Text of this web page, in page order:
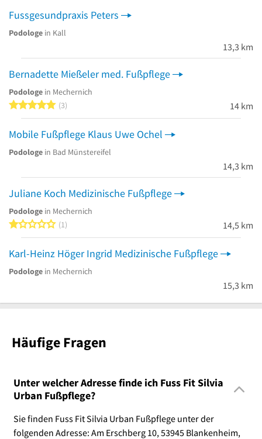
Fussgesundpraxis Peters
Podologe in Kall
13,3 km
Bernadette Mießeler med. Fußpflege
Podologe in Mechernich
5 von 5 Sternen
3 14 km
Mobile Fußpflege Klaus Uwe Ochel
Podologe in Bad Münstereifel
14,3 km
Juliane Koch Medizinische Fußpflege
Podologe in Mechernich
1 von 5 Sternen
1 14,5 km
Karl-Heinz Höger Ingrid Medizinische Fußpflege
Podologe in Mechernich
15,3 km
Häufige Fragen
Unter welcher Adresse finde ich Fuss Fit Silvia
Urban Fußpflege?
Sie finden Fuss Fit Silvia Urban Fußpflege unter der
folgenden Adresse: Am Erschberg 10, 53945 Blankenheim,